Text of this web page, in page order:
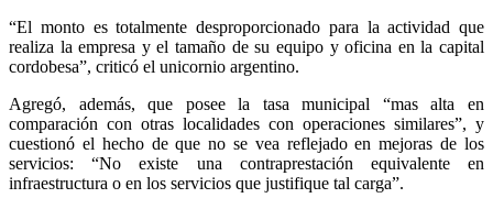
“El monto es totalmente desproporcionado para la actividad que
realiza la empresa y el tamaño de su equipo y oficina en la capital
cordobesa”, criticó el unicornio argentino.
Agregó, además, que posee la tasa municipal “mas alta en
comparación con otras localidades con operaciones similares”, y
cuestionó el hecho de que no se vea reflejado en mejoras de los
servicios: “No existe una contraprestación equivalente en
infraestructura o en los servicios que justifique tal carga”.